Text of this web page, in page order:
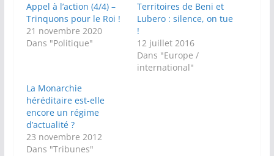
Appel à l’action (4/4) –
Trinquons pour le Roi !
21 novembre 2020
Dans "Politique"
Territoires de Beni et
Lubero : silence, on tue
!
12 juillet 2016
Dans "Europe /
international"
La Monarchie
héréditaire est-elle
encore un régime
d’actualité ?
23 novembre 2012
Dans "Tribunes"